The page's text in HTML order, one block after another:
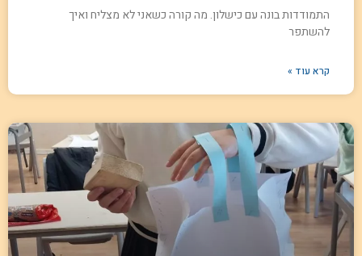
התמודדות בונה עם כישלון. מה קורה כשאני לא מצליח ואיך
להשתפר
קרא עוד »